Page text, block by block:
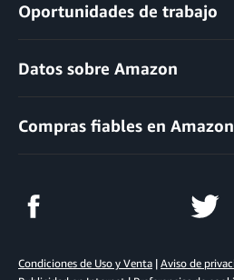
Oportunidades de trabajo
Datos sobre Amazon
Compras fiables en Amazon
Condiciones de Uso y Venta | Aviso de